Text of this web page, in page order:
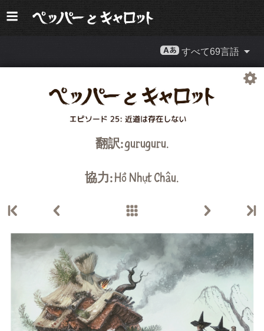
すべて69言語
翻訳:guruguru.
協力:Hồ Nhựt Châu.